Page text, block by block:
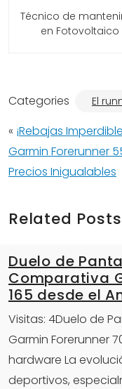
Técnico de
en
Categories El
« ¡Rebajas
Garmin Forerunner
Precios Inigualables
Related Posts
Duelo de
Comparativa
165 desde el
Visitas: 4Duelo de
Garmin Forerunner
hardware La
deportivos,